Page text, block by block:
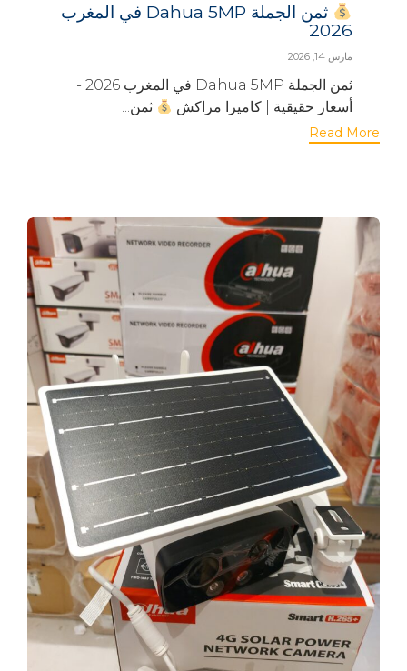
ثمن الجملة Dahua 5MP في المغرب
2026
مارس 14, 2026
ثمن الجملة Dahua 5MP في المغرب 2026 -
أسعار حقيقية | كاميرا مراكش
ثمن...
Read More